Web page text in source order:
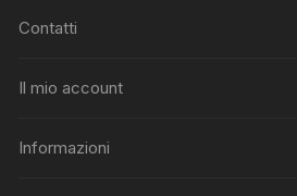
Contatti
Il mio account
Informazioni